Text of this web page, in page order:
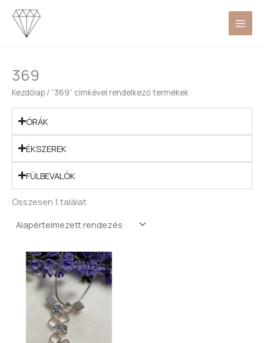
Skip
content
369
Kezdőlap / “369” címkével rendelkező termékek
ÓRÁK
ÉKSZEREK
FÜLBEVALÓK
Összesen 1 találat